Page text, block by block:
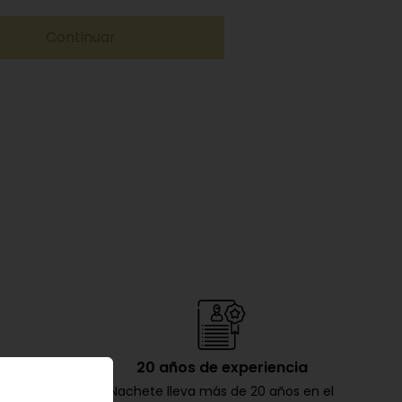
20 años de experiencia
Nachete lleva más de 20 años en el